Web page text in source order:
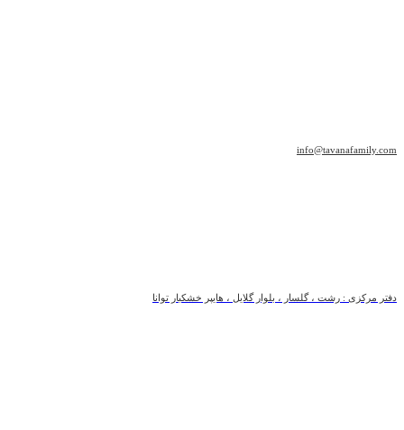
info@tavanafamily.com
دفتر مرکزی : رشت ، گلسار ، بلوار گلایل ، هایپر خشکبار توانا